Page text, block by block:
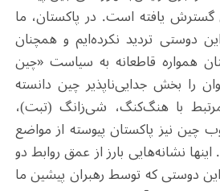
یافته است. در پاکستان، ما
دوستی تردید نکرده‌ایم و همچنان
همواره قاطعانه به سیاست «چین
را بخش جدایی‌ناپذیر چین دانسته
با هنگ‌کنگ، شی‌زانگ (تبت)،
چین نیز پاکستان پیوسته از مواضع
نشانه‌هایی بارز از عمق روابط دو
دوستی که توسط رهبران پیشین ما